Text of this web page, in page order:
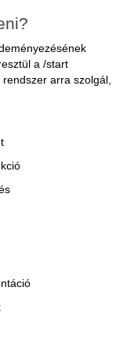
a /start
arra szolgál,